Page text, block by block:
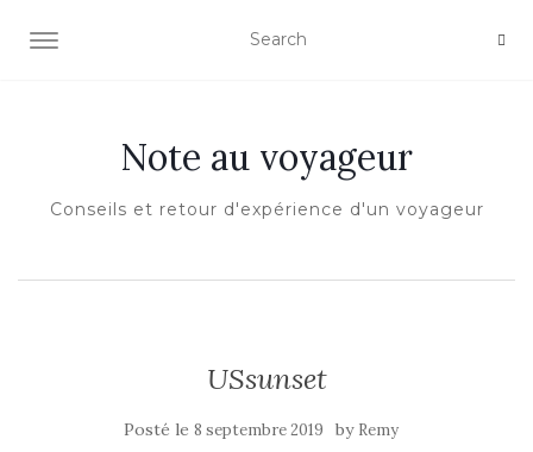
OUVRIR/FERMER LA NAVIGATION
Note au voyageur
Conseils et retour d'expérience d'un voyageur
USsunset
Posté le 8 septembre 2019 by Remy